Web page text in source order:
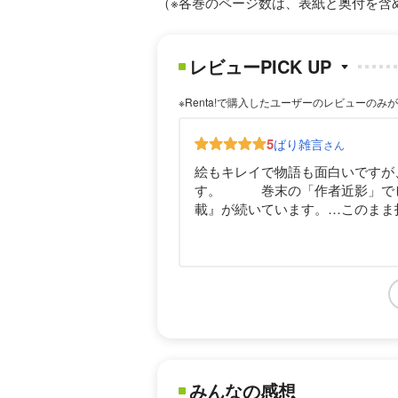
レビューPICK UP
※Renta!で購入したユーザーのレビューのみ
5ばり雑言さん
絵もキレイで物語も面白いです
す。 巻末の「作者近影」でビ
載』が続いています。…この
みんなの感想